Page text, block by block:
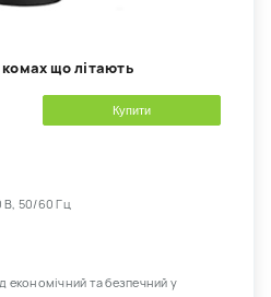
що літають
Купити
В, 50/60 Гц
економічний та безпечний у